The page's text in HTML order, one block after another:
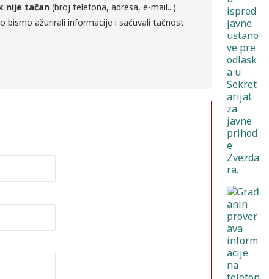
nije tačan (broj telefona, adresa, e-mail...)
bismo ažurirali informacije i sačuvali tačnost